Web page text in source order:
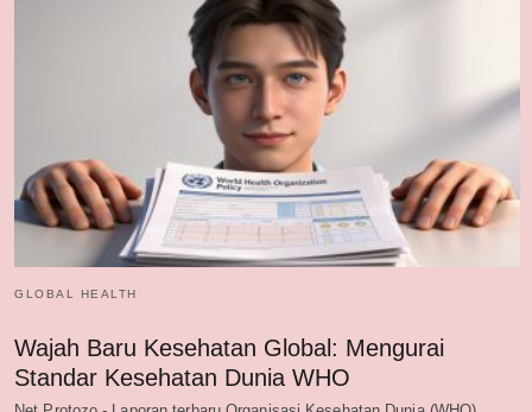
GLOBAL HEALTH
Wajah Baru Kesehatan Global: Mengurai
Standar Kesehatan Dunia WHO